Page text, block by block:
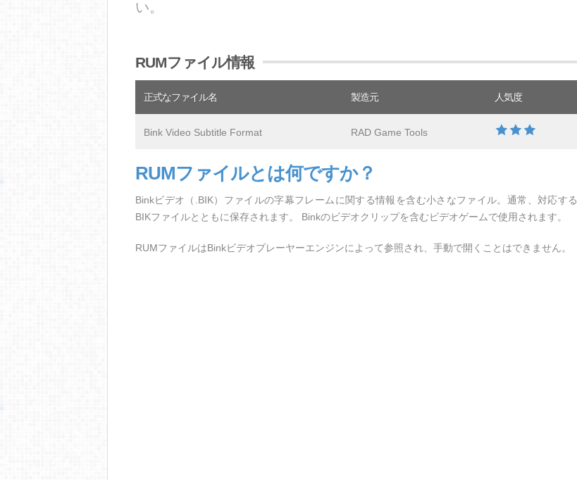
い。
RUMファイル情報
正式なファイル名 製造元 人気度
Bink Video Subtitle Format RAD Game Tools
RUMファイルとは何ですか？
Binkビデオ（.BIK）ファイルの字幕フレームに関する情報を含む小さなファイル。通常、対応する
BIKファイルとともに保存されます。 Binkのビデオクリップを含むビデオゲームで使用されます。
RUMファイルはBinkビデオプレーヤーエンジンによって参照され、手動で開くことはできません。